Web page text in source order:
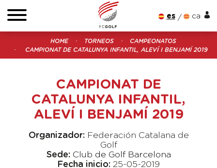
es ca
HOME TORNEOS
CAMPEONATOS
CAMPIONAT DE CATALUNYA INFANTIL, ALEVÍ I BENJAMÍ 2019
CAMPIONAT DE
CATALUNYA INFANTIL,
ALEVÍ I BENJAMÍ 2019
Organizador: Federación Catalana de
Golf
Sede: Club de Golf Barcelona
Fecha inicio: 25-05-2019